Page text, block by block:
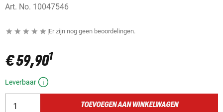
Art. No. 10047546
|Er zijn nog geen beoordelingen.
€ 59,901
Leverbaar
TOEVOEGEN AAN WINKELWAGEN